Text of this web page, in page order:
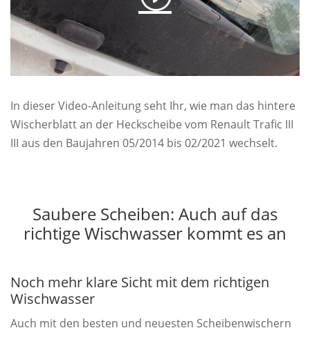
In dieser Video-Anleitung seht Ihr, wie man das hintere
Wischerblatt an der Heckscheibe vom Renault Trafic III
III aus den Baujahren 05/2014 bis 02/2021 wechselt.
Saubere Scheiben: Auch auf das
richtige Wischwasser kommt es an
Noch mehr klare Sicht mit dem richtigen
Wischwasser
Auch mit den besten und neuesten Scheibenwischern